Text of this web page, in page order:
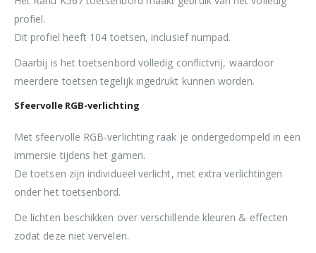
profiel.
Dit profiel heeft 104 toetsen, inclusief numpad.
Daarbij is het toetsenbord volledig conflictvrij, waardoor
meerdere toetsen tegelijk ingedrukt kunnen worden.
Sfeervolle RGB-verlichting
Met sfeervolle RGB-verlichting raak je ondergedompeld in een
immersie tijdens het gamen.
De toetsen zijn individueel verlicht, met extra verlichtingen
onder het toetsenbord.
De lichten beschikken over verschillende kleuren & effecten
zodat deze niet vervelen.